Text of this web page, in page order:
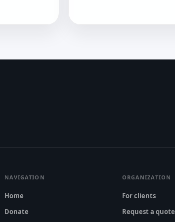
NAVIGATION
Home
Donate
ORGANIZATION
For clients
Request a quote